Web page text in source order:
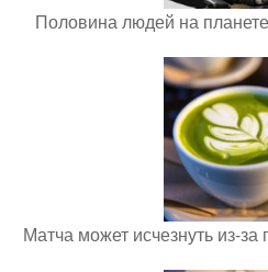
Половина людей на
Матча может исчезнуть из-за